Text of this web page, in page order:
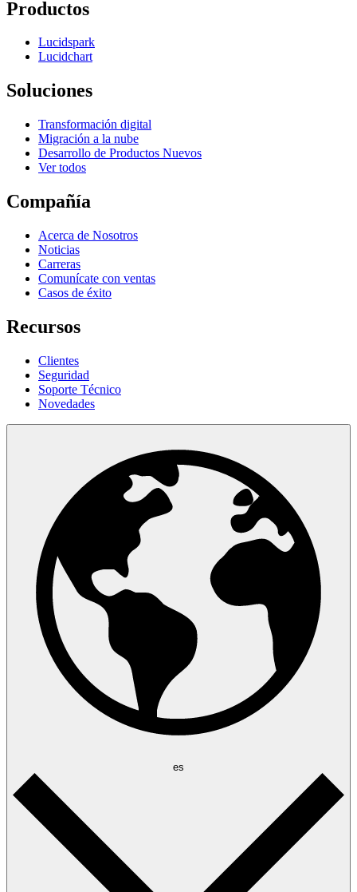
Productos
Lucidspark
Lucidchart
Soluciones
Transformación digital
Migración a la nube
Desarrollo de Productos Nuevos
Ver todos
Compañía
Acerca de Nosotros
Noticias
Carreras
Comunícate con ventas
Casos de éxito
Recursos
Clientes
Seguridad
Soporte Técnico
Novedades
es